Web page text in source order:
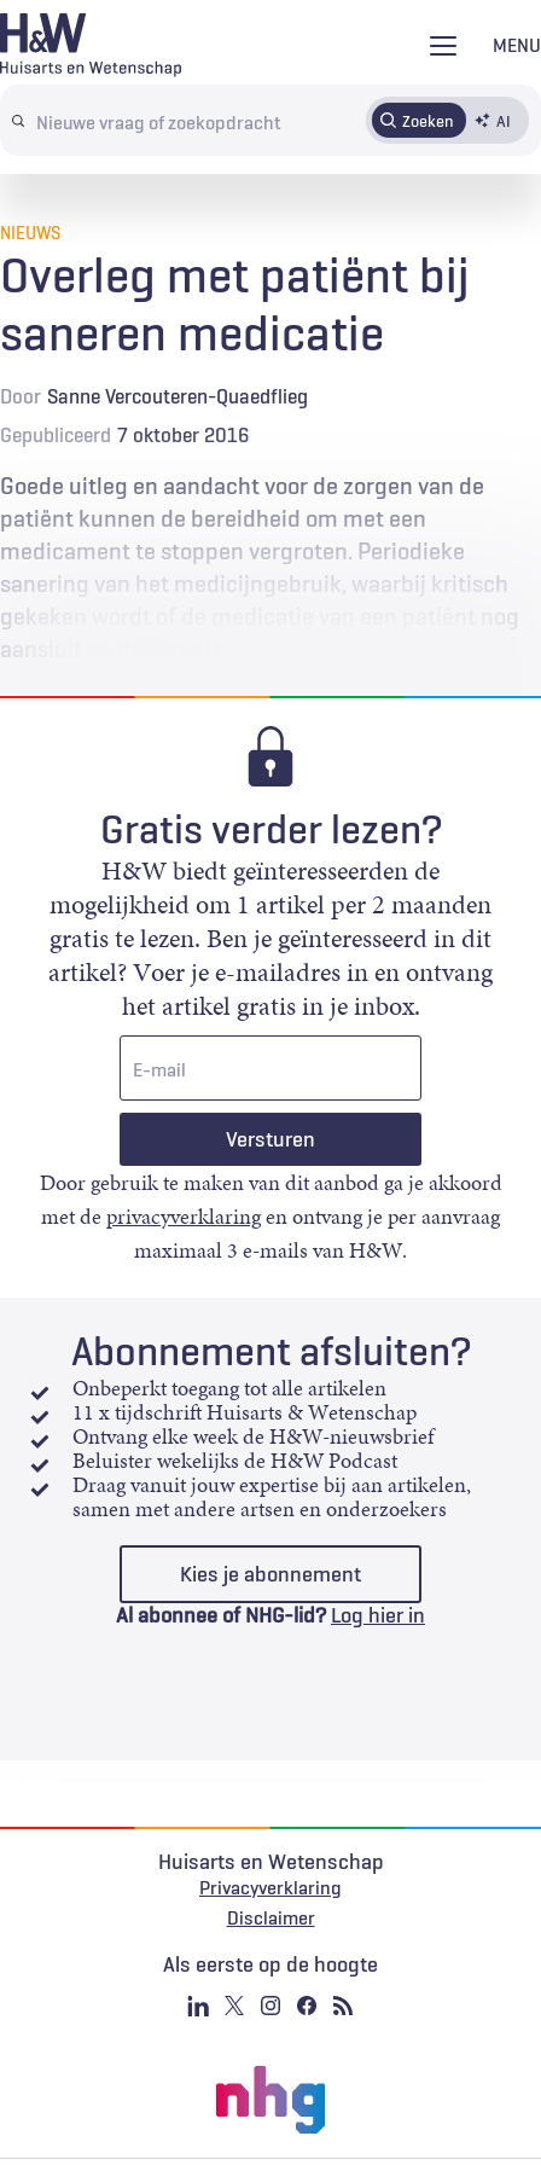
Overslaan
en
de
MENU
Search
terms
Zoeken AI
AbonnerenTijdschrift Inloggen
NIEUWS
Overleg met patiënt bij
saneren medicatie
Door Sanne Vercouteren-Quaedflieg
Gepubliceerd 7 oktober 2016
Goede uitleg en aandacht voor de zorgen van de
patiënt kunnen de bereidheid om met een
medicament te stoppen vergroten. Periodieke
sanering van het medicijngebruik, waarbij kritisch
gekeken wordt of de medicatie van een patiënt nog
aansluit op de actuele…
Gratis verder lezen?
H&W biedt geïnteresseerden de
mogelijkheid om 1 artikel per 2 maanden
gratis te lezen. Ben je geïnteresseerd in dit
artikel? Voer je e-mailadres in en ontvang
het artikel gratis in je inbox.
Door gebruik te maken van dit aanbod ga je akkoord
met deprivacyverklaringen ontvang je per aanvraag
maximaal 3 e-mails van H&W.
Abonnement afsluiten?
Onbeperkt toegang tot alle artikelen
11 x tijdschrift Huisarts & Wetenschap
Ontvang elke week de H&W-nieuwsbrief
Beluister wekelijks de H&W Podcast
Draag vanuit jouw expertise bij aan artikelen,
samen met andere artsen en onderzoekers
Kies je abonnement
Al abonnee of NHG-lid? Log hier in
Huisarts en Wetenschap
Privacyverklaring
Voet
Disclaimer
Als eerste op de hoogte